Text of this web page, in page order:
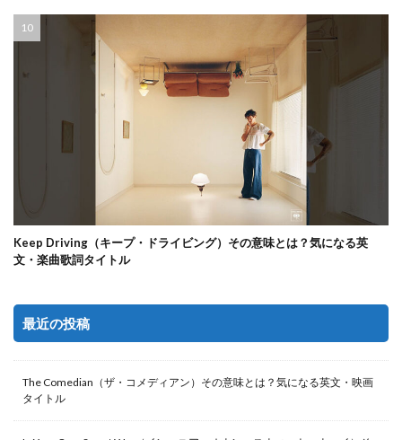
Keep Driving（キープ・ドライビング）その意味とは？気になる英
文・楽曲歌詞タイトル
最近の投稿
The Comedian（ザ・コメディアン）その意味とは？気になる英文・映画
タイトル